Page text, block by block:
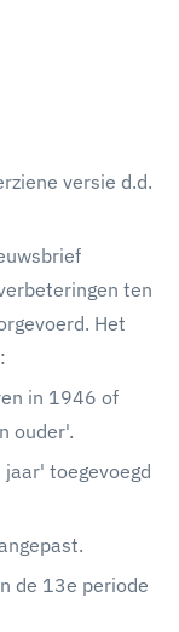
versie d.d.
ten
Het
in 1946 of
ouder'.
toegevoegd
de 13e periode